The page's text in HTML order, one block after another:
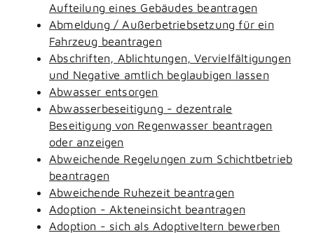
Aufteilung eines Gebäudes beantragen
Abmeldung / Außerbetriebsetzung für ein
Fahrzeug beantragen
Abschriften, Ablichtungen, Vervielfältigungen
und Negative amtlich beglaubigen lassen
Abwasser entsorgen
Abwasserbeseitigung - dezentrale
Beseitigung von Regenwasser beantragen
oder anzeigen
Abweichende Regelungen zum Schichtbetrieb
beantragen
Abweichende Ruhezeit beantragen
Adoption - Akteneinsicht beantragen
Adoption - sich als Adoptiveltern bewerben